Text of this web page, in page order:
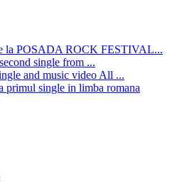
la POSADA ROCK FESTIVAL...
single from ...
and music video All ...
single in limba romana